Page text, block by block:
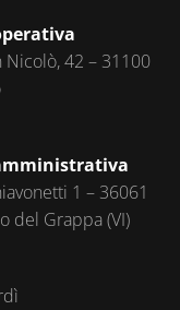
Nicolò, 42 – 31100
1 – 36061
del Grappa (VI)